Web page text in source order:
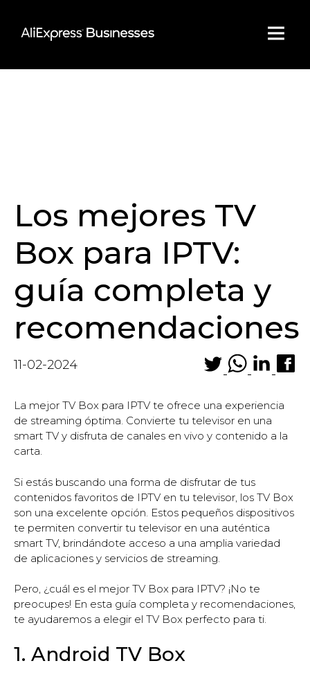
content
Los mejores TV
Box para IPTV:
guía completa y
recomendaciones
11-02-2024
La mejor TV Box para IPTV te ofrece una experiencia
de streaming óptima. Convierte tu televisor en una
smart TV y disfruta de canales en vivo y contenido a la
carta.
Si estás buscando una forma de disfrutar de tus
contenidos favoritos de IPTV en tu televisor, los TV Box
son una excelente opción. Estos pequeños dispositivos
te permiten convertir tu televisor en una auténtica
smart TV, brindándote acceso a una amplia variedad
de aplicaciones y servicios de streaming.
Pero, ¿cuál es el mejor TV Box para IPTV? ¡No te
preocupes! En esta guía completa y recomendaciones,
te ayudaremos a elegir el TV Box perfecto para ti.
1. Android TV Box